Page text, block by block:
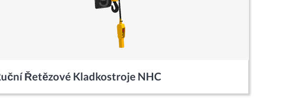
Řetězové Kladkostroje NHC